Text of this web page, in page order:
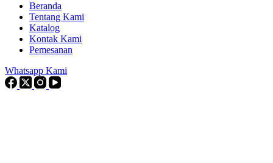
Beranda
Tentang Kami
Katalog
Kontak Kami
Pemesanan
Whatsapp Kami